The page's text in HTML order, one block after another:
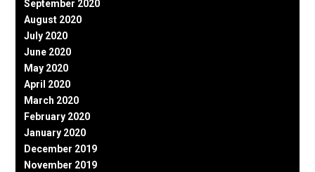
September 2020
August 2020
July 2020
June 2020
May 2020
April 2020
March 2020
February 2020
January 2020
December 2019
November 2019